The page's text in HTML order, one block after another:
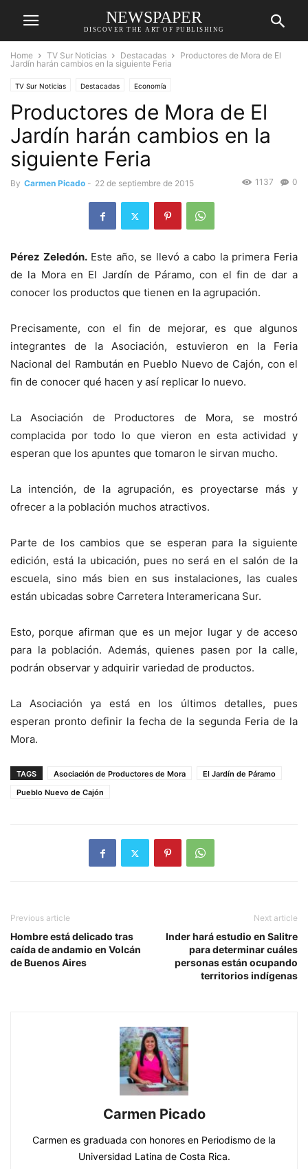
NEWSPAPER
DISCOVER THE ART OF PUBLISHING
Home TV Sur Noticias Destacadas
Productores de Mora de El
Jardín harán cambios en la siguiente Feria
TV Sur Noticias Destacadas Economía
Productores de Mora de El
Jardín harán cambios en la
siguiente Feria
By Carmen Picado - 22 de septiembre de 2015 0
1137
Pérez Zeledón.Este año, se llevó a cabo la primera Feria
de la Mora en El Jardín de Páramo, con el fin de dar a
conocer los productos que tienen en la agrupación.
Precisamente, con el fin de mejorar, es que algunos
integrantes de la Asociación, estuvieron en la Feria
Nacional del Rambután en Pueblo Nuevo de Cajón, con el
fin de conocer qué hacen y así replicar lo nuevo.
La Asociación de Productores de Mora, se mostró
complacida por todo lo que vieron en esta actividad y
esperan que los apuntes que tomaron le sirvan mucho.
La intención, de la agrupación, es proyectarse más y
ofrecer a la población muchos atractivos.
Parte de los cambios que se esperan para la siguiente
edición, está la ubicación, pues no será en el salón de la
escuela, sino más bien en sus instalaciones, las cuales
están ubicadas sobre Carretera Interamericana Sur.
Esto, porque afirman que es un mejor lugar y de acceso
para la población. Además, quienes pasen por la calle,
podrán observar y adquirir variedad de productos.
La Asociación ya está en los últimos detalles, pues
esperan pronto definir la fecha de la segunda Feria de la
Mora.
TAGS Asociación de Productores de Mora
El Jardín de Páramo
Pueblo Nuevo de Cajón
Previous article
Hombre está delicado tras
caída de andamio en Volcán
de Buenos Aires
Next article
Inder hará estudio en Salitre
para determinar cuáles
personas están ocupando
territorios indígenas
Carmen Picado
Carmen es graduada con honores en Periodismo de la
Universidad Latina de Costa Rica.